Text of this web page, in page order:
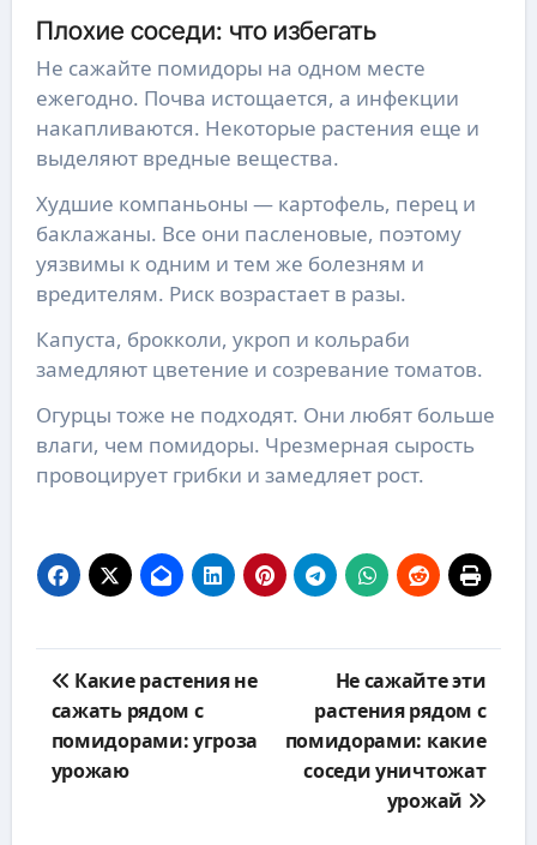
Плохие соседи: что избегать
Не сажайте помидоры на одном месте
ежегодно. Почва истощается, а инфекции
накапливаются. Некоторые растения еще и
выделяют вредные вещества.
Худшие компаньоны — картофель, перец и
баклажаны. Все они пасленовые, поэтому
уязвимы к одним и тем же болезням и
вредителям. Риск возрастает в разы.
Капуста, брокколи, укроп и кольраби
замедляют цветение и созревание томатов.
Огурцы тоже не подходят. Они любят больше
влаги, чем помидоры. Чрезмерная сырость
провоцирует грибки и замедляет рост.
по
записям
Какие растения не
сажать рядом с
помидорами: угроза
урожаю
Не сажайте эти
растения рядом с
помидорами: какие
соседи уничтожат
урожай